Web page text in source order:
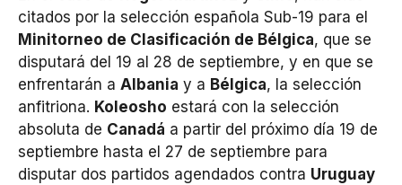
citados por la selección española Sub-19 para el
Minitorneo de Clasificación de Bélgica, que se
disputará del 19 al 28 de septiembre, y en que se
enfrentarán a Albania y a Bélgica, la selección
anfitriona. Koleosho estará con la selección
absoluta de Canadá a partir del próximo día 19 de
septiembre hasta el 27 de septiembre para
disputar dos partidos agendados contra Uruguay